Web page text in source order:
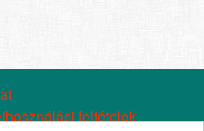
feltételek